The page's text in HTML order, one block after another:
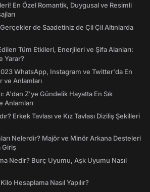
En Özel Romantik, Duygusal ve Resimli
de Saadetiniz de Çil Çil Altınlarda
Tüm Etkileri, Enerjileri ve Şifa Alanları:
Yarar?
WhatsApp, Instagram ve Twitter'da En
ve Anlamları
A'dan Z'ye Gündelik Hayatta En Sık
Anlamları
Erkek Tavlası ve Kız Tavlası Diziliş Şekilleri
Nelerdir? Majör ve Minör Arkana Desteleri
Giriş
Nedir? Burç Uyumu, Aşk Uyumu Nasıl
Hesaplama Nasıl Yapılır?